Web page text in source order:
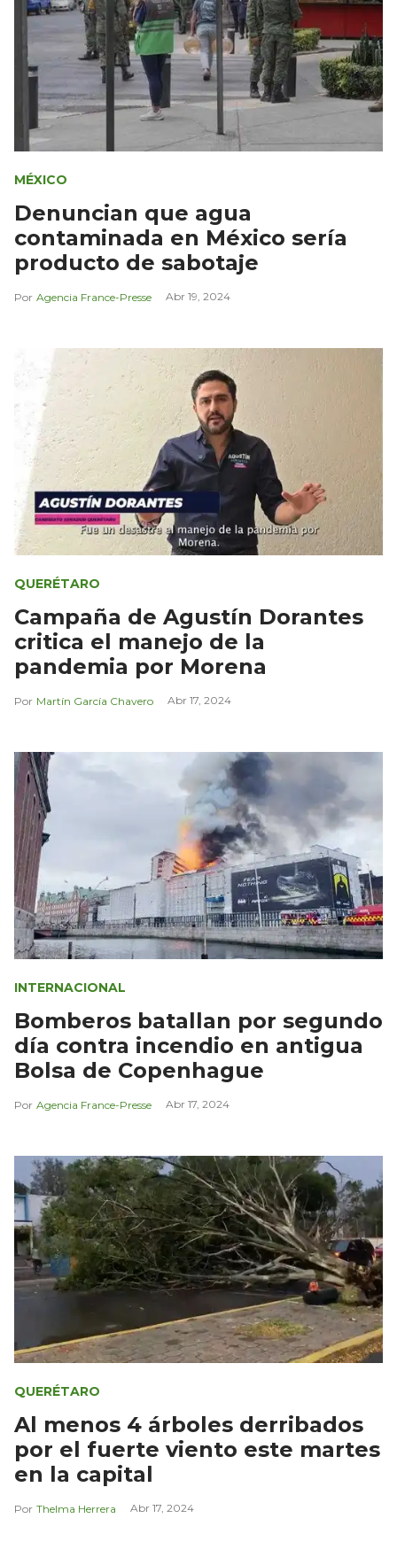
MÉXICO
Denuncian que agua
contaminada en México sería
producto de sabotaje
Agencia France-Presse Abr 19, 2024
QUERÉTARO
Campaña de Agustín Dorantes
critica el manejo de la
pandemia por Morena
Martín García Chavero Abr 17, 2024
INTERNACIONAL
Bomberos batallan por segundo
día contra incendio en antigua
Bolsa de Copenhague
Agencia France-Presse Abr 17, 2024
QUERÉTARO
Al menos 4 árboles derribados
por el fuerte viento este martes
en la capital
Thelma Herrera Abr 17, 2024